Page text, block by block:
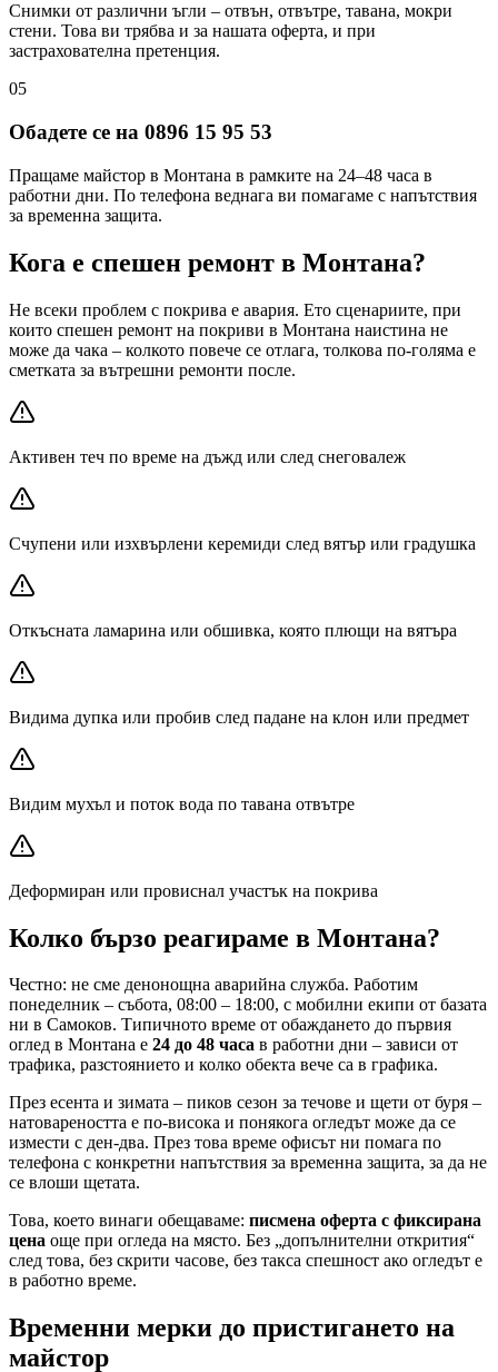
Снимки от различни ъгли – отвън, отвътре, тавана, мокри
стени. Това ви трябва и за нашата оферта, и при
застрахователна претенция.
05
Обадете се на 0896 15 95 53
Пращаме майстор в Монтана в рамките на 24–48 часа в
работни дни. По телефона веднага ви помагаме с напътствия
за временна защита.
Кога е спешен ремонт в Монтана?
Не всеки проблем с покрива е авария. Ето сценариите, при
които спешен ремонт на покриви в Монтана наистина не
може да чака – колкото повече се отлага, толкова по-голяма е
сметката за вътрешни ремонти после.
Активен теч по време на дъжд или след снеговалеж
Счупени или изхвърлени керемиди след вятър или градушка
Откъсната ламарина или обшивка, която плющи на вятъра
Видима дупка или пробив след падане на клон или предмет
Видим мухъл и поток вода по тавана отвътре
Деформиран или провиснал участък на покрива
Колко бързо реагираме в Монтана?
Честно: не сме денонощна аварийна служба. Работим
понеделник – събота, 08:00 – 18:00, с мобилни екипи от базата
ни в Самоков. Типичното време от обаждането до първия
оглед в Монтана е 24 до 48 часа в работни дни – зависи от
трафика, разстоянието и колко обекта вече са в графика.
През есента и зимата – пиков сезон за течове и щети от буря –
натовареността е по-висока и понякога огледът може да се
измести с ден-два. През това време офисът ни помага по
телефона с конкретни напътствия за временна защита, за да не
се влоши щетата.
Това, което винаги обещаваме: писмена оферта с фиксирана
цена още при огледа на място. Без „допълнителни открития“
след това, без скрити часове, без такса спешност ако огледът е
в работно време.
Временни мерки до пристигането на
майстор